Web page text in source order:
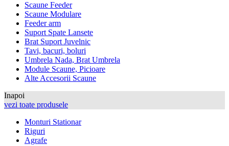
Scaune Feeder
Scaune Modulare
Feeder arm
Suport Spate Lansete
Brat Suport Juvelnic
Tavi, bacuri, boluri
Umbrela Nada, Brat Umbrela
Module Scaune, Picioare
Alte Accesorii Scaune
Inapoi
vezi toate produsele
Monturi Stationar
Riguri
Agrafe